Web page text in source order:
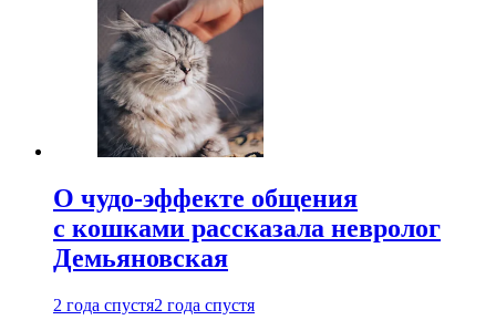
О чудо-эффекте общения
с кошками рассказала невролог
Демьяновская
2 года спустя2 года спустя